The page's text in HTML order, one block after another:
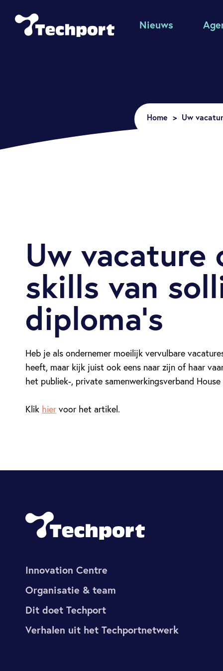
Nieuws
Home Uw
Uw vacature
skills van
diploma’s
Heb je als ondernemer moeilijk vervulbare
heeft, maar kijk juist ook eens naar zijn of haar
het publiek-, private samenwerkingsverband
Klik hier voor het artikel.
Innovation Centre
Organisatie & team
Dit doet Techport
Verhalen uit het Techportnetwerk